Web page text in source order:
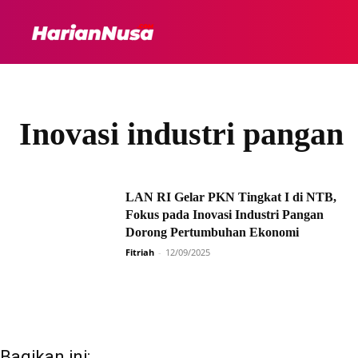
Inovasi industri pangan
LAN RI Gelar PKN Tingkat I di NTB,
Fokus pada Inovasi Industri Pangan
Dorong Pertumbuhan Ekonomi
Fitriah - 12/09/2025